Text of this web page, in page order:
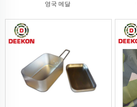
영국 메달